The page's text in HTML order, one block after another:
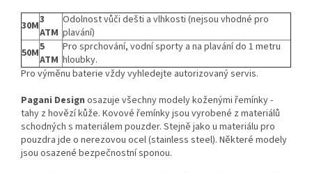
30M3
ATM
Odolnost vůči dešti a vlhkosti (nejsou vhodné pro
plavání)
50M5
ATM
Pro sprchování, vodní sporty a na plavání do 1 metru
hloubky.
Pro výměnu baterie vždy vyhledejte autorizovaný servis.
Pagani Design osazuje všechny modely koženými řemínky -
tahy z hovězí kůže. Kovové řemínky jsou vyrobené z materiálů
schodných s materiálem pouzder. Stejně jako u materiálu pro
pouzdra jde o nerezovou ocel (stainless steel). Některé modely
jsou osazené bezpečnostní sponou.